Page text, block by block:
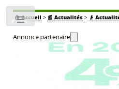
🏠Accueil > 📰 Actualités> 👴
Annonce partenaire
Toggle